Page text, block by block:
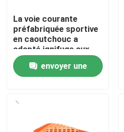
Accueil
Produits
Vidéos
La voie courante
préfabriquée sportive
en caoutchouc a
adapté ignifuge aux
besoins du client
envoyer une